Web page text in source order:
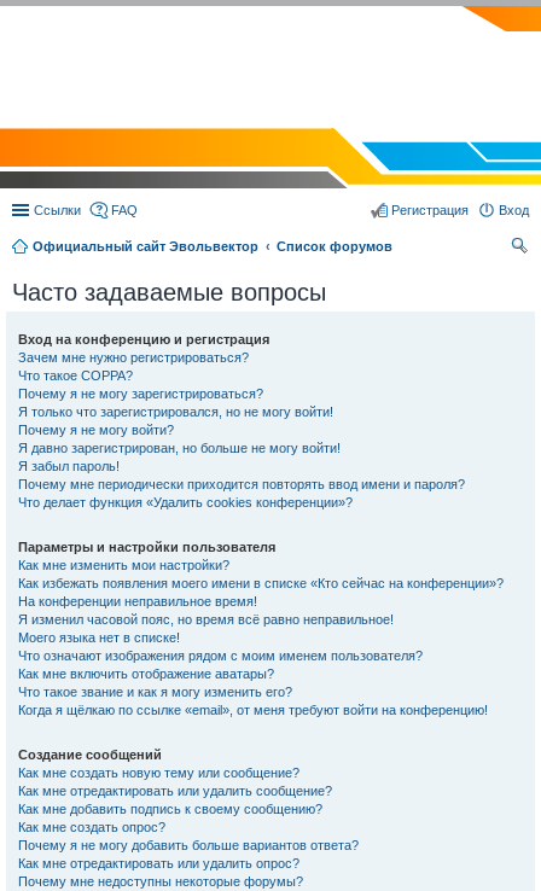
Ссылки FAQ Вход
Регистрация
Официальный сайт Эвольвектор
Список форумов
Часто задаваемые вопросы
Вход на конференцию и регистрация
Зачем мне нужно регистрироваться?
Что такое COPPA?
Почему я не могу зарегистрироваться?
Я только что зарегистрировался, но не могу войти!
Почему я не могу войти?
Я давно зарегистрирован, но больше не могу войти!
Я забыл пароль!
Почему мне периодически приходится повторять ввод имени и пароля?
Что делает функция «Удалить cookies конференции»?
Параметры и настройки пользователя
Как мне изменить мои настройки?
Как избежать появления моего имени в списке «Кто сейчас на конференции»?
На конференции неправильное время!
Я изменил часовой пояс, но время всё равно неправильное!
Моего языка нет в списке!
Что означают изображения рядом с моим именем пользователя?
Как мне включить отображение аватары?
Что такое звание и как я могу изменить его?
Когда я щёлкаю по ссылке «email», от меня требуют войти на конференцию!
Создание сообщений
Как мне создать новую тему или сообщение?
Как мне отредактировать или удалить сообщение?
Как мне добавить подпись к своему сообщению?
Как мне создать опрос?
Почему я не могу добавить больше вариантов ответа?
Как мне отредактировать или удалить опрос?
Почему мне недоступны некоторые форумы?